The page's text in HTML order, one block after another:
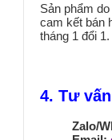
Sản phẩm do
cam kết bán
tháng 1 đổi 1.
4. Tư
Zalo/